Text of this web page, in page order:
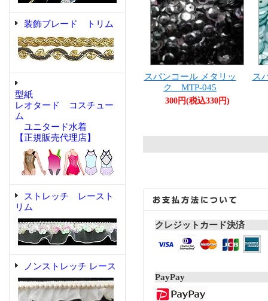
装飾ブレード トリム
型紙
レオタード コスチュー
ム
ユニタード水着
【正規販売代理店】
ストレッチ レースト
リム
ノンストレッチ レース
スパンコール メタリッ
ク MTP-045
300円(税込330円)
ス
クレジットカード決済
PayPay